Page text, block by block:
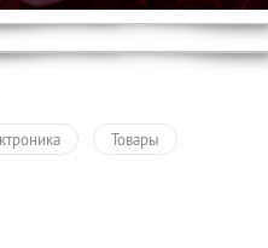
Товары